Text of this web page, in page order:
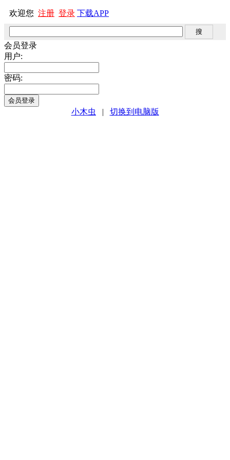
欢迎您 注册 登录 下载APP
会员登录
用户:
密码:
小木虫 | 切换到电脑版